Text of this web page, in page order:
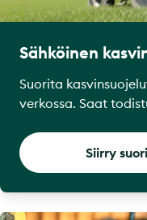
Sähköinen
Suorita
verkossa. Saat
Siirry